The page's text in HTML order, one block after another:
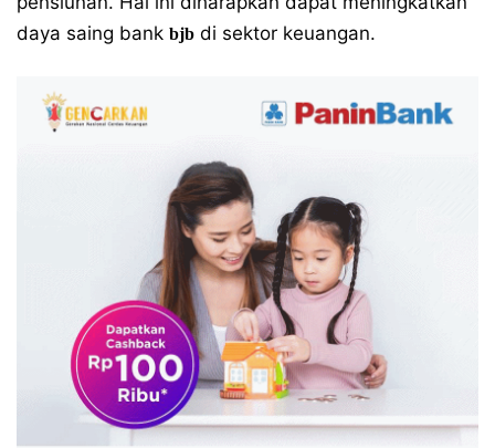
daya saing bank bjb di sektor keuangan.